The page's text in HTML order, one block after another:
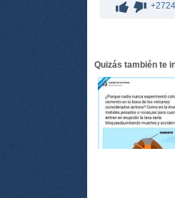
Quizás también te